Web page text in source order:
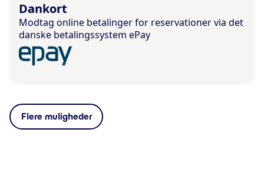
Dankort
Modtag online betalinger for reservationer via det
danske betalingssystem ePay
Flere muligheder